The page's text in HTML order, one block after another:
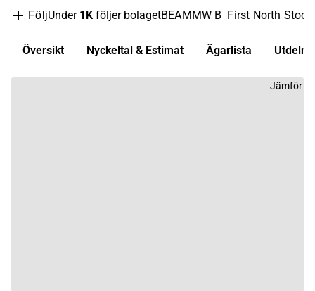
FöljUnder 1K följer bolagetBEAMMW B First North
Översikt Nyckeltal & Estimat Ägarlista
Jämför